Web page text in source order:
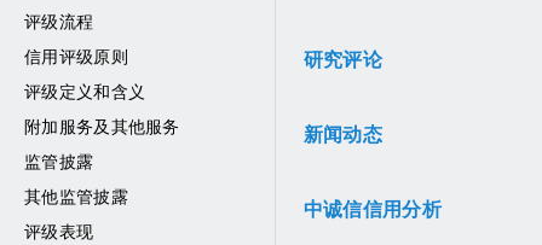
评级流程
信用评级原则
评级定义和含义
附加服务及其他服务
监管披露
其他监管披露
评级表现
研究评论
新闻动态
中诚信信用分析